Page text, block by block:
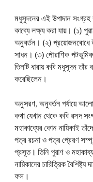
মধুসুদনের এই উপাদান সংগ্রহ
কাব্যে লক্ষ্য করা যায়। (১)
অনুবর্তন। (২) প্রয়োজনবোধে
সাধন। (৩) পৌরাণিক
তিনটি ধারায় কবি মধুসূদন তাঁর
করেছিলেন।
অনুসরণ, অনুবর্তন পর্যায়ে
কথা যেখান থেকে কবি রসদ
মহাকাব্যের কোন নায়িকাই
পত্র রচনা ও পত্র প্রেরণ
প্রসূত। তিনি পুরাণ ও
নায়িকাদের চারিত্রিক
ফল।